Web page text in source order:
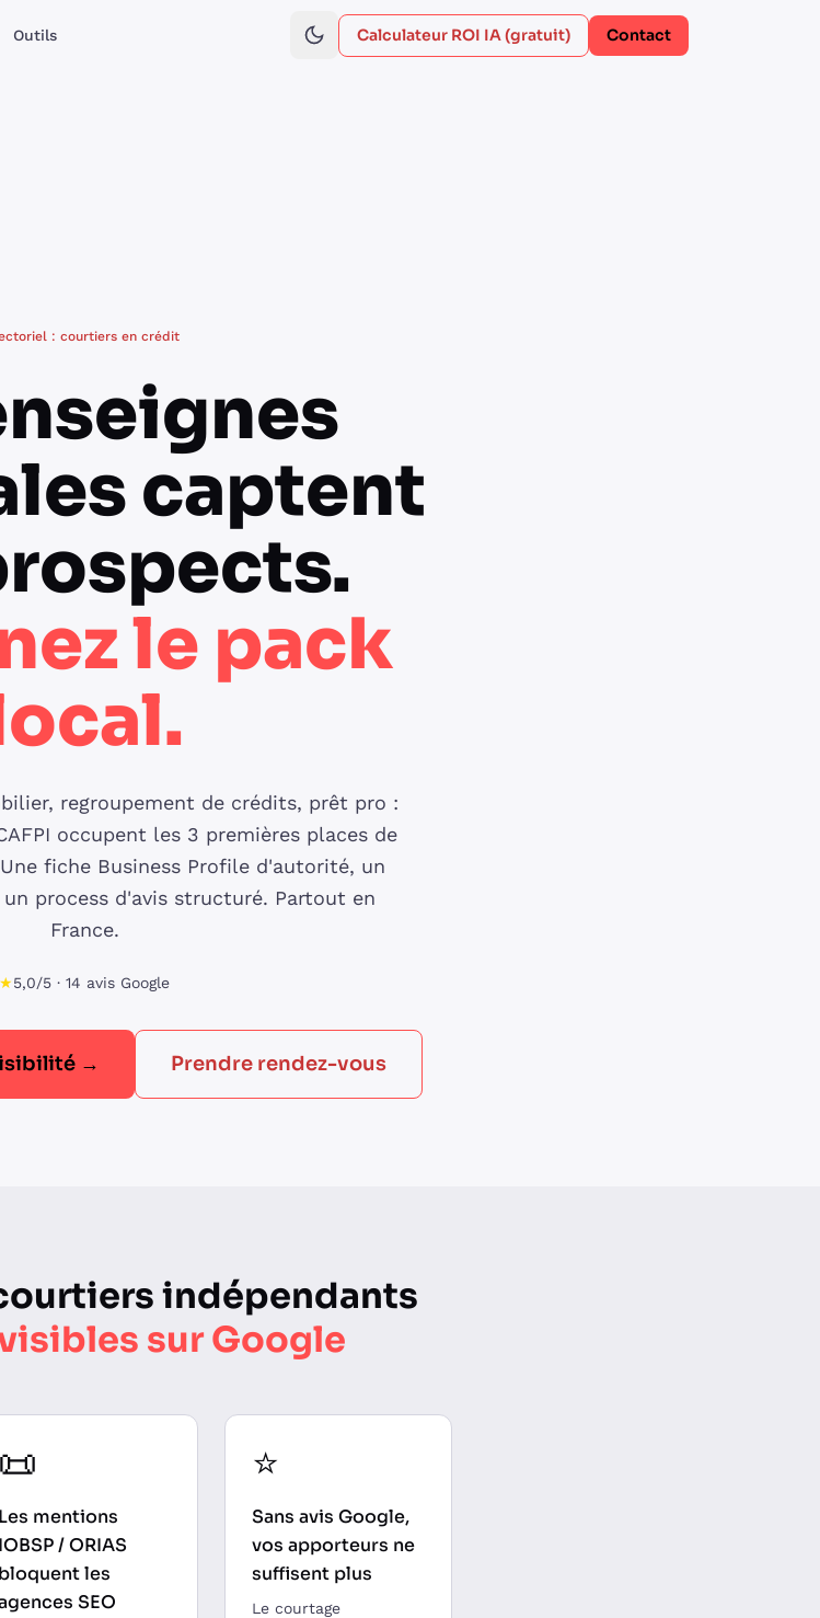
Outils Calculateur ROI IA (gratuit) Contact
: courtiers en crédit
captent
le pack
regroupement de crédits, prêt pro :
occupent les 3 premières places de
fiche Business Profile d'autorité, un
process d'avis structuré. Partout en
France.
★5,0/5 · 14 avis Google
→ Prendre rendez-vous
indépendants
sur Google
📜
Les mentions
IOBSP / ORIAS
bloquent les
SEO
⭐
Sans avis Google,
vos apporteurs ne
suffisent plus
Le courtage